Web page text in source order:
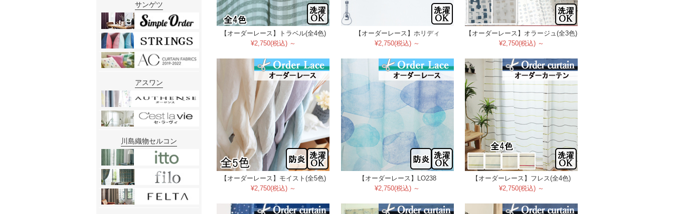
【オーダーレース】トラベル(全4色)
¥2,750(税込) ～
【オーダーレース】ホリディ
¥2,750(税込) ～
【オーダーレース】オラージュ(全3色)
¥2,750(税込) ～
【オーダーレース】モイスト(全5色)
¥2,750(税込) ～
【オーダーレース】LO238
¥2,750(税込) ～
【オーダーレース】フレス(全4色)
¥2,750(税込) ～
サンゲツ
アスワン
川島織物セルコン